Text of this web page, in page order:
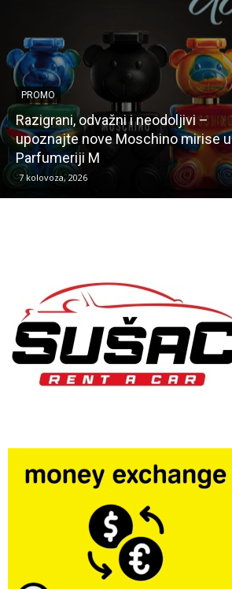
PROMO
Razigrani, odvažni i neodoljivi –
upoznajte nove Moschino mirise u
Parfumeriji M
7 kolovoza, 2026